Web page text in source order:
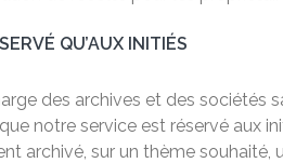
QU’AUX INITIÉS
des archives et des
notre service est réservé aux
archivé, sur un thème souhaité,